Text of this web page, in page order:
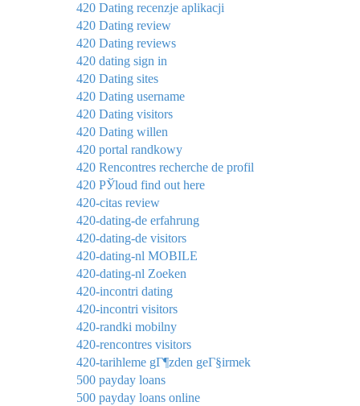
420 Dating recenzje aplikacji
420 Dating review
420 Dating reviews
420 dating sign in
420 Dating sites
420 Dating username
420 Dating visitors
420 Dating willen
420 portal randkowy
420 Rencontres recherche de profil
420 РЎloud find out here
420-citas review
420-dating-de erfahrung
420-dating-de visitors
420-dating-nl MOBILE
420-dating-nl Zoeken
420-incontri dating
420-incontri visitors
420-randki mobilny
420-rencontres visitors
420-tarihleme gГ¶zden geГ§irmek
500 payday loans
500 payday loans online